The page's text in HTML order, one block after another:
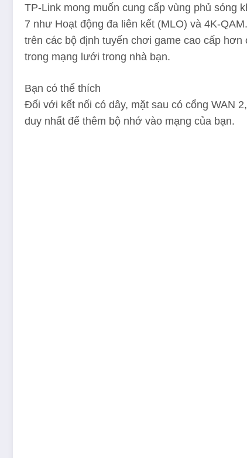
TP-Link mong muốn cung cấp vùng phủ sóng
7 như Hoạt động đa liên kết (MLO) và 4K-
trên các bộ định tuyến chơi game cao cấp
trong mạng lưới trong nhà bạn.
Bạn có thể thích
Đối với kết nối có dây, mặt sau có cổng WAN
duy nhất để thêm bộ nhớ vào mạng của bạn.